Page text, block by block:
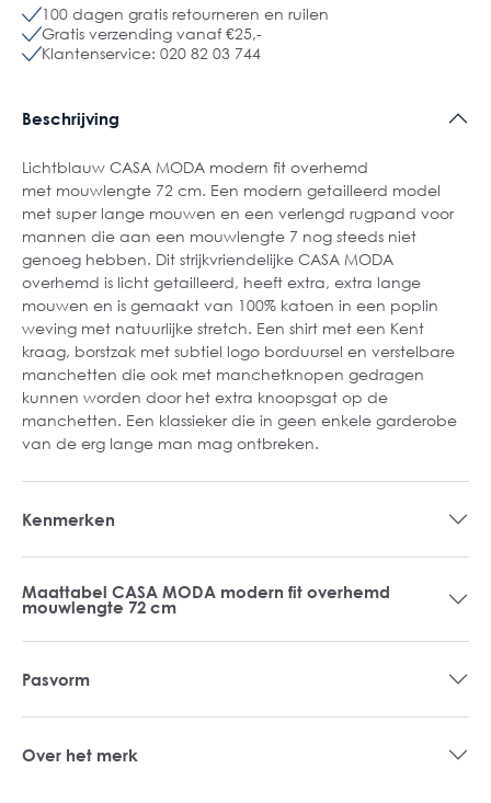
100 dagen gratis retourneren en ruilen
Gratis verzending vanaf €25,-
Klantenservice: 020 82 03 744
Beschrijving
Lichtblauw CASA MODA modern fit overhemd
met mouwlengte 72 cm. Een modern getailleerd model
met super lange mouwen en een verlengd rugpand voor
mannen die aan een mouwlengte 7 nog steeds niet
genoeg hebben. Dit strijkvriendelijke CASA MODA
overhemd is licht getailleerd, heeft extra, extra lange
mouwen en is gemaakt van 100% katoen in een poplin
weving met natuurlijke stretch. Een shirt met een Kent
kraag, borstzak met subtiel logo borduursel en verstelbare
manchetten die ook met manchetknopen gedragen
kunnen worden door het extra knoopsgat op de
manchetten. Een klassieker die in geen enkele garderobe
van de erg lange man mag ontbreken.
Kenmerken
Maattabel CASA MODA modern fit overhemd
mouwlengte 72 cm
Pasvorm
Over het merk